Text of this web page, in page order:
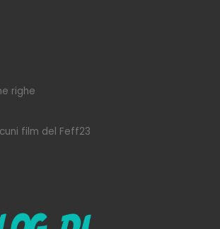
righe
film del Feff23